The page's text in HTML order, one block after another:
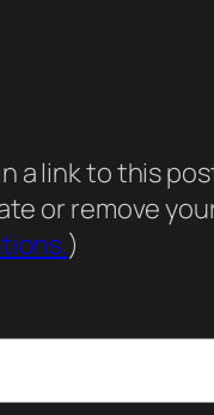
link to this
or remove
)